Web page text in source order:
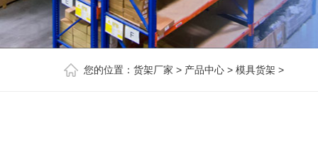
您的位置： 货架厂家 > 产品中心 > 模具货架 >